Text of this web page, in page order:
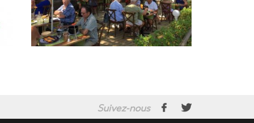
Suivez-nous